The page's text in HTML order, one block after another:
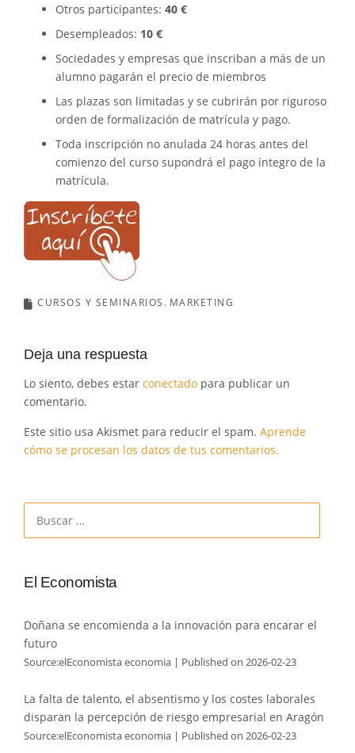
Otros participantes: 40 €
Desempleados: 10 €
Sociedades y empresas que inscriban a más de un
alumno pagarán el precio de miembros
Las plazas son limitadas y se cubrirán por riguroso
orden de formalización de matrícula y pago.
Toda inscripción no anulada 24 horas antes del
comienzo del curso supondrá el pago íntegro de la
matrícula.
CURSOS Y SEMINARIOS MARKETING
Deja una respuesta
Lo siento, debes estar conectado para publicar un
comentario.
Este sitio usa Akismet para reducir el spam. Aprende
cómo se procesan los datos de tus comentarios.
El Economista
Doñana se encomienda a la innovación para encarar el
futuro
Source:elEconomista economia Published on 2026-02-23
La falta de talento, el absentismo y los costes laborales
disparan la percepción de riesgo empresarial en Aragón
Source:elEconomista economia Published on 2026-02-23